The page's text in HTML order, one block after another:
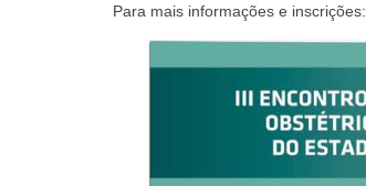
Para mais informações e inscrições: